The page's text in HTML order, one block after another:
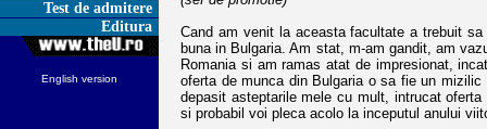
Test de admitere
Editura
English version
Cand am venit la aceasta facultate a trebuit
buna in Bulgaria. Am stat, m-am gandit, am
Romania si am ramas atat de impresionat,
oferta demunca din Bulgaria o sa fie un
depasit asteptarile mele cu mult, intrucat
si probabil voi pleca acolo la inceputul anului